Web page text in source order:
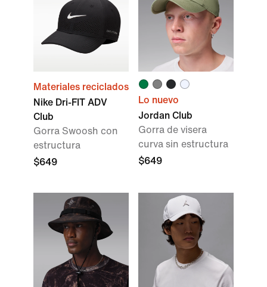
Materiales reciclados
Nike Dri-FIT ADV
Club
Gorra Swoosh con
estructura
$649
Lo nuevo
Jordan Club
Gorra de visera
curva sin estructura
$649